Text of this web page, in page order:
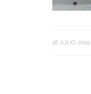
16 JULIO, 2019